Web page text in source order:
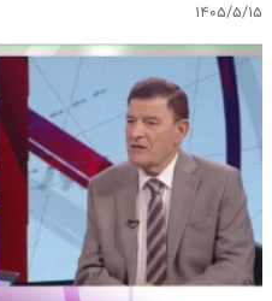
۱۴۰۵/۵/۱۵